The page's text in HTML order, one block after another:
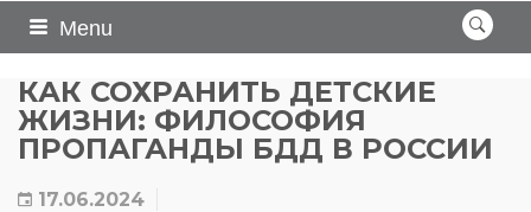
Menu
КАК СОХРАНИТЬ ДЕТСКИЕ
ЖИЗНИ: ФИЛОСОФИЯ
ПРОПАГАНДЫ БДД В РОССИИ
17.06.2024